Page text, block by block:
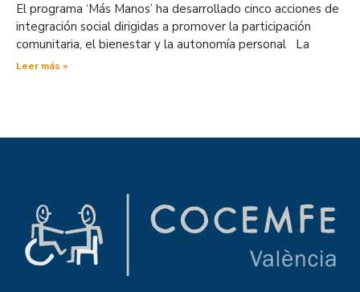
El programa ‘Más Manos’ ha desarrollado cinco acciones de
integración social dirigidas a promover la participación
comunitaria, el bienestar y la autonomía personal La
Leer más »